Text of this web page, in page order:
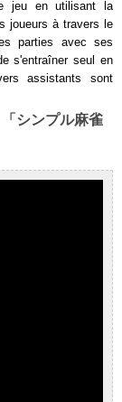
jeu en utilisant la
joueurs à travers le
parties avec ses
s'entraîner seul en
assistants sont
シンプル麻雀